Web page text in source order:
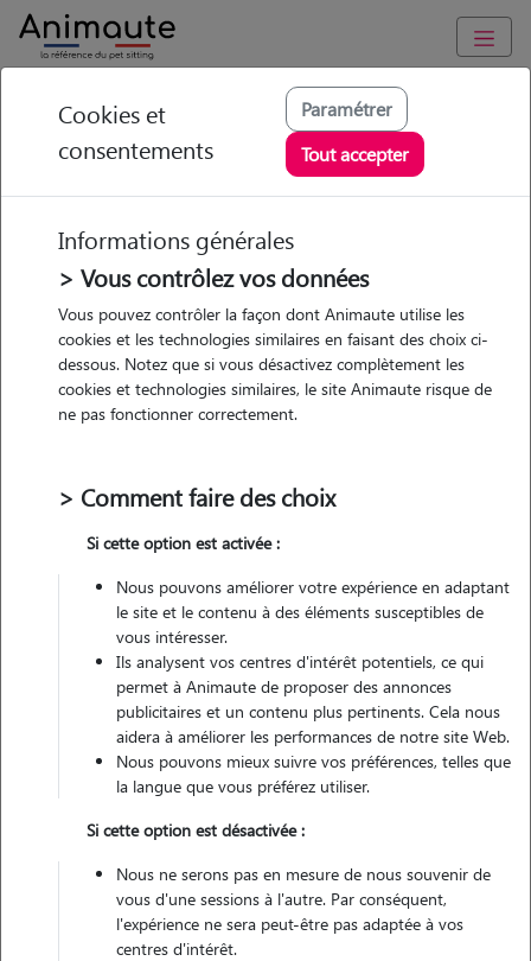
Animaute Auvergne-Rhône-Alpes Isère/Villefontaine
Perrine - Petsitter à
VILLEFONTAINE
• 22 ans
Véhiculé
Contacter
L'envoi d'une demande est sans engagement
Cookies et
consentements
Paramétrer
Tout accepter
Informations générales
> Vous contrôlez vos données
Vous pouvez contrôler la façon dont Animaute utilise les
cookies et les technologies similaires en faisant des choix ci-
dessous. Notez que si vous désactivez complètement les
cookies et technologies similaires, le site Animaute risque de
ne pas fonctionner correctement.
> Comment faire des choix
Si cette option est activée :
Nous pouvons améliorer votre expérience en adaptant
le site et le contenu à des éléments susceptibles de
vous intéresser.
Ils analysent vos centres d'intérêt potentiels, ce qui
permet à Animaute de proposer des annonces
publicitaires et un contenu plus pertinents. Cela nous
aidera à améliorer les performances de notre site Web.
Nous pouvons mieux suivre vos préférences, telles que
la langue que vous préférez utiliser.
Si cette option est désactivée :
Nous ne serons pas en mesure de nous souvenir de
vous d'une sessions à l'autre. Par conséquent,
l'expérience ne sera peut-être pas adaptée à vos
centres d'intérêt.